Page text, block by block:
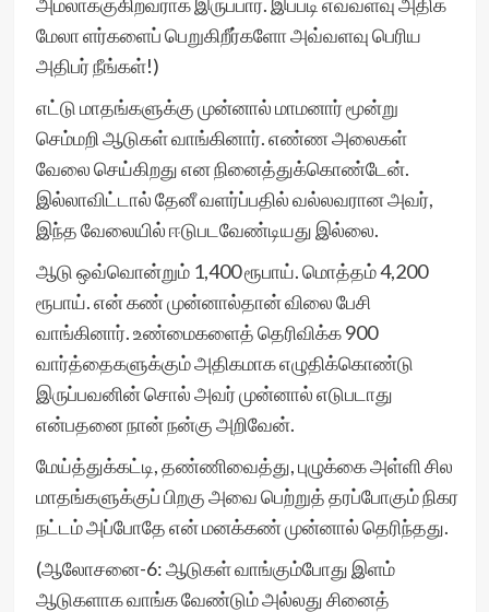
மேலா ளர்களைப் பெறுகிறீர்களோ அவ்வளவு பெரிய
அதிபர் நீங்கள்!)
எட்டு மாதங்களுக்கு முன்னால் மாமனார் மூன்று
செம்மறி ஆடுகள் வாங்கினார். எண்ண அலைகள்
வேலை செய்கிறது என நினைத்துக்கொண்டேன்.
இல்லாவிட்டால் தேனீ வளர்ப்பதில் வல்லவரான அவர்,
இந்த வேலையில் ஈடுபடவேண்டியது இல்லை.
ஆடு ஒவ்வொன்றும் 1,400 ரூபாய். மொத்தம் 4,200
ரூபாய். என் கண் முன்னால்தான் விலை பேசி
வாங்கினார். உண்மைகளைத் தெரிவிக்க 900
வார்த்தைகளுக்கும் அதிகமாக எழுதிக்கொண்டு
இருப்பவனின் சொல் அவர் முன்னால் எடுபடாது
என்பதனை நான் நன்கு அறிவேன்.
மேய்த்துக்கட்டி, தண்ணிவைத்து, புழுக்கை அள்ளி சில
மாதங்களுக்குப் பிறகு அவை பெற்றுத் தரப்போகும் நிகர
நட்டம் அப்போதே என் மனக்கண் முன்னால் தெரிந்தது.
(ஆலோசனை-6: ஆடுகள் வாங்கும்போது இளம்
ஆடுகளாக வாங்க வேண்டும் அல்லது சினைத்